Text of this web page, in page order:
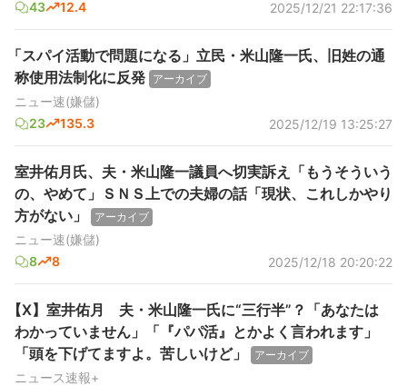
43 12.4 2025/12/21 22:17:36
「スパイ活動で問題になる」立民・米山隆一氏、旧姓の通
称使用法制化に反発 アーカイブ
ニュー速(嫌儲)
23
135.3 2025/12/19 13:25:27
室井佑月氏、夫・米山隆一議員へ切実訴え「もうそういう
の、やめて」ＳＮＳ上での夫婦の話「現状、これしかやり
方がない」
アーカイブ
ニュー速(嫌儲)
8
8 2025/12/18 20:20:22
【X】室井佑月 夫・米山隆一氏に“三行半”？「あなたは
わかっていません」「『パパ活』とかよく言われます」
「頭を下げてますよ。苦しいけど」
アーカイブ
ニュース速報+